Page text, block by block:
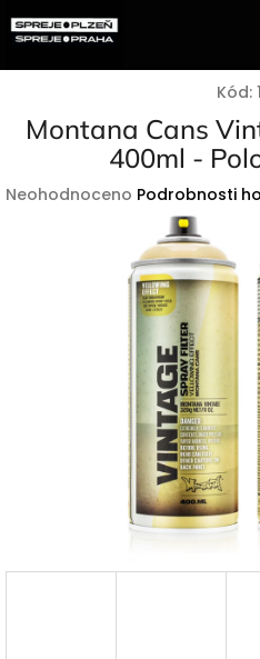
na
Kód:
Montana Cans
400ml -
Průměrné
Neohodnoceno Podrobnosti